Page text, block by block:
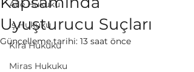
Aile Hukuku
İş Hukuku
Kira Hukuku
Miras Hukuku
Uyuşturucu Suçları
Güncelleme tarihi: 13 saat önce